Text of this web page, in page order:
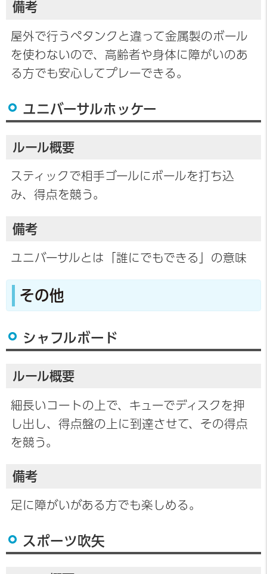
備考
屋外で行うペタンクと違って金属製のボール
を使わないので、高齢者や身体に障がいのあ
る方でも安心してプレーできる。
ユニバーサルホッケー
ルール概要
スティックで相手ゴールにボールを打ち込
み、得点を競う。
備考
ユニバーサルとは「誰にでもできる」の意味
その他
シャフルボード
ルール概要
細長いコートの上で、キューでディスクを押
し出し、得点盤の上に到達させて、その得点
を競う。
備考
足に障がいがある方でも楽しめる。
スポーツ吹矢